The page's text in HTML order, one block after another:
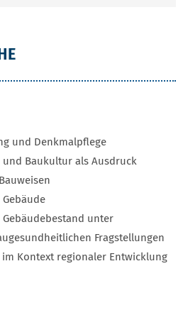
und Denkmalpflege
Baukultur als Ausdruck
unter
Fragstellungen
Kontext regionaler Entwicklung